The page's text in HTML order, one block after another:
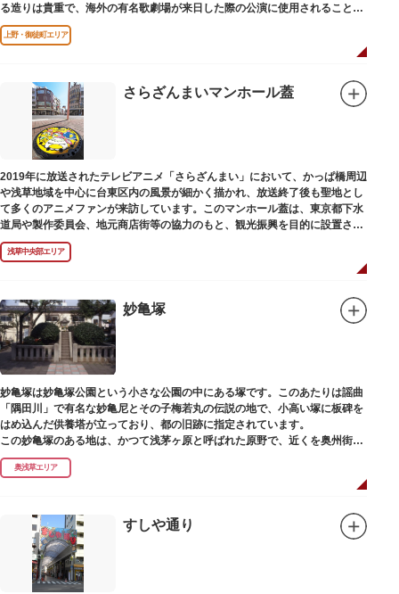
る造りは貴重で、海外の有名歌劇場が来日した際の公演に使用されることが
多いホールです。
上野・御徒町エリア
さらざんまいマンホール蓋
2019年に放送されたテレビアニメ「さらざんまい」において、かっぱ橋周辺
や浅草地域を中心に台東区内の風景が細かく描かれ、放送終了後も聖地とし
て多くのアニメファンが来訪しています。このマンホール蓋は、東京都下水
道局や製作委員会、地元商店街等の協力のもと、観光振興を目的に設置され
ました。
描かれているのは、主人公である矢逆一稀、久慈悠、陣内燕太の3人が、か
っぱ橋に封印されていた謎のカッパ型生命体“ケッピ”によって河童の姿に変
設置年月日：令和3年4月13日
浅草中央部エリア
妙亀塚
妙亀塚は妙亀塚公園という小さな公園の中にある塚です。このあたりは謡曲
「隅田川」で有名な妙亀尼とその子梅若丸の伝説の地で、小高い塚に板碑を
はめ込んだ供養塔が立っており、都の旧跡に指定されています。
この妙亀塚のある地は、かつて浅茅ヶ原と呼ばれた原野で、近くを奥州街道
が通じていました。妙亀塚は「梅若伝説」にちなんだ名称です。「梅若伝
説」とは平安時代、吉田少将惟房の子・梅若が、信夫藤太という人買いにさ
らわれ、都から奥州へつれて行かれる途中、重い病にかかりこの地に捨てら
田川岸で里人から梅若の死を知らされ、髪をおろして妙亀尼と称し庵を結ん
だ、という説話です。謡曲『隅田川』はこの伝説をもとにしています。
塚の上には板碑が祀られています。この板碑には「弘安十一年戊子五月二十
二日孝子敬白」と刻まれており、区内でも古いものです。しかし妙亀塚と板
碑との関係は、明らかではありません。
奥浅草エリア
すしや通り